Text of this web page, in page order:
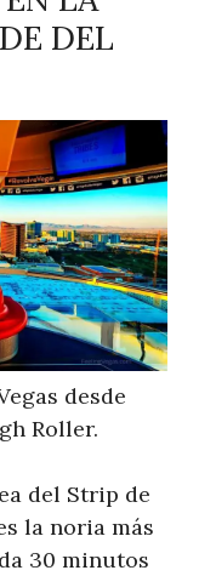
DEL
desde
Roller.
del Strip de
la noria más
30 minutos